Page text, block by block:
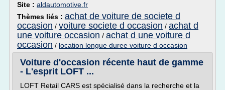
Site : aldautomotive.fr
Thèmes liés : achat de voiture de societe d
occasion / voiture societe d occasion / achat d
une voiture occasion / achat d une voiture d
occasion / location longue duree voiture d occasion
Voiture d'occasion récente haut de gamme
- L'esprit LOFT ...
LOFT Retail CARS est spécialisé dans la recherche et la